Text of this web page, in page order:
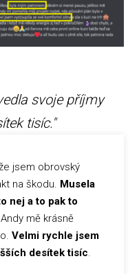
svoje příjmy
tisíc."
jsem obrovský
na škodu. Musela
nej a to pak to
mě krásně
Velmi rychle jsem
desítek tisíc.